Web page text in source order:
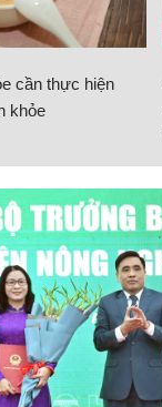
cần thực hiện
khỏe